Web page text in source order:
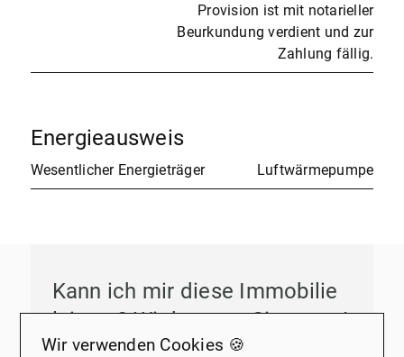
Provision ist mit notarieller
Beurkundung verdient und zur
Zahlung fällig.
Energieausweis
Wesentlicher Energieträger Luftwärmepumpe
Kann ich mir diese Immobilie
leisten? Wir beraten Sie gerne!
Wir verwenden Cookies 🍪